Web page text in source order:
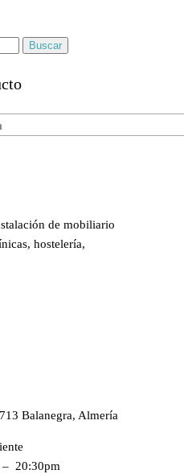
Buscar
de mobiliario
hostelería,
Balanegra, Almería
– 20:30pm